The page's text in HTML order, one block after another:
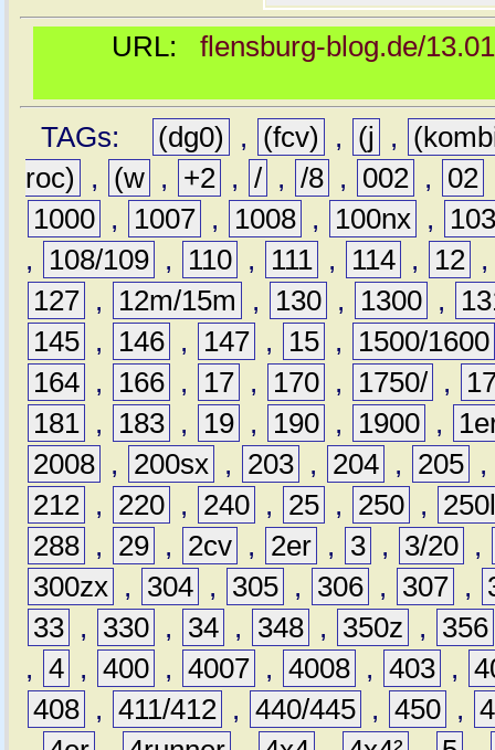
URL: flensburg-blog.de/
TAGs: (dg0) , (fcv) , (j ,
roc)
, (w , +2 , / , /8 , 002 , 02
1000 , 1007 , 1008 , 100nx ,
,
108/109 , 110 , 111 , 114 , 12
127 , 12m/15m , 130 , 1300 ,
145 , 146 , 147 , 15 ,
1500/1600
164 , 166 , 17 , 170 , 1750/ ,
181 , 183 , 19 , 190 , 1900 ,
2008 , 200sx , 203 , 204 , 205 ,
212 , 220 , 240 , 25 , 250 ,
288 , 29 , 2cv , 2er , 3 , 3/20 ,
300zx , 304 , 305 , 306 , 307 ,
33 , 330 , 34 , 348 , 350z ,
356
, 4 , 400 , 4007 , 4008 , 403 ,
408 , 411/412 , 440/445 , 450 ,